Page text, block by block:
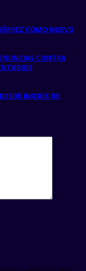
COMO NUEVO
CONTRA
INICIOS DE